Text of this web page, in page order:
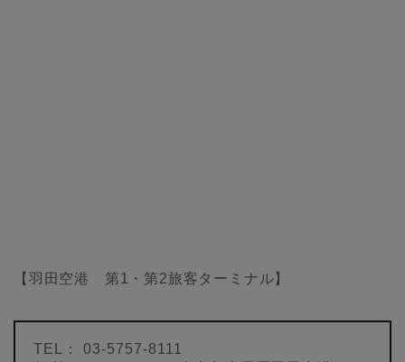
【羽田空港 第1・第2旅客ターミナル】
TEL： 03-5757-8111